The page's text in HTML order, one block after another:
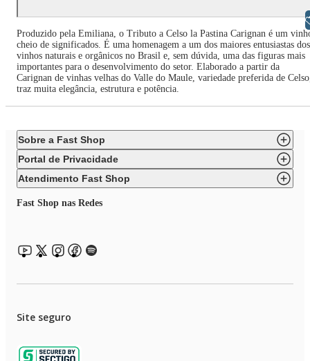
Produzido pela Emiliana, o Tributo a Celso la Pastina Carignan é um
cheio de significados. É uma homenagem a um dos maiores entusiastas dos
vinhos naturais e orgânicos no Brasil e, sem dúvida, uma das figuras mais
importantes para o desenvolvimento do setor. Elaborado a partir da
Carignan de vinhas velhas do Valle do Maule, variedade preferida de
traz muita elegância, estrutura e potência.
Sobre a Fast Shop
Portal de Privacidade
Atendimento Fast Shop
Fast Shop nas Redes
Site seguro
Libras